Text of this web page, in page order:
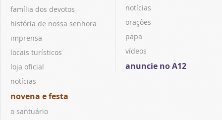
família dos devotos
história de nossa senhora
imprensa
locais turísticos
loja oficial
notícias
novena e festa
o santuário
notícias
orações
papa
vídeos
anuncie no A12